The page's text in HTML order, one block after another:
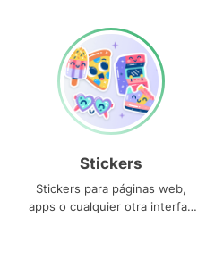
Stickers
Stickers para páginas web,
apps o cualquier otra interfaz